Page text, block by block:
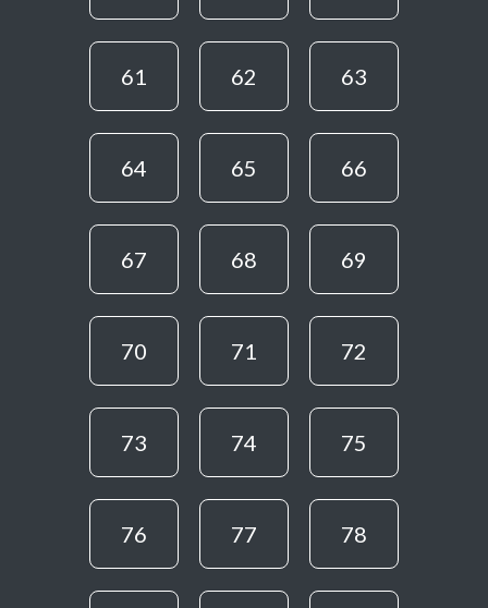
61 62 63
64 65 66
67 68 69
70 71 72
73 74 75
76 77 78